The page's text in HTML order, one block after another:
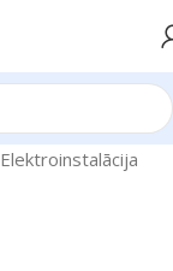
Elektroinstalācija